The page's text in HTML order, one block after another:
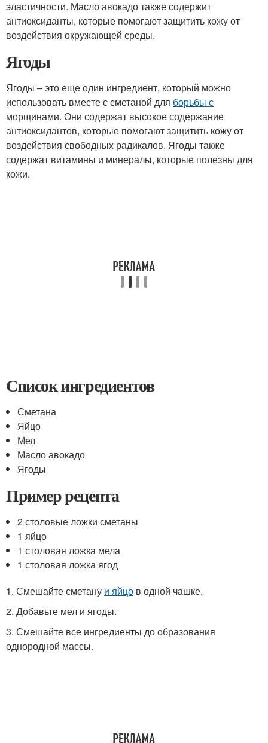
эластичности. Масло авокадо также содержит
антиоксиданты, которые помогают защитить кожу от
воздействия окружающей среды.
Ягоды
Ягоды – это еще один ингредиент, который можно
использовать вместе с сметаной для борьбы с
морщинами. Они содержат высокое содержание
антиоксидантов, которые помогают защитить кожу от
воздействия свободных радикалов. Ягоды также
содержат витамины и минералы, которые полезны для
кожи.
Список ингредиентов
Сметана
Яйцо
Мел
Масло авокадо
Ягоды
Пример рецепта
2 столовые ложки сметаны
1 яйцо
1 столовая ложка мела
1 столовая ложка ягод
1. Смешайте сметану и яйцо в одной чашке.
2. Добавьте мел и ягоды.
3. Смешайте все ингредиенты до образования
однородной массы.